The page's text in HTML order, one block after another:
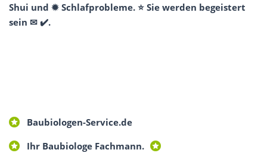
Shui und ✹ Schlafprobleme. ⭐ Sie werden begeistert
sein ✉ ✔️.
Baubiologen-Service.de
Ihr Baubiologe Fachmann.